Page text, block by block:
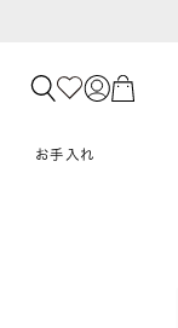
お手入れ